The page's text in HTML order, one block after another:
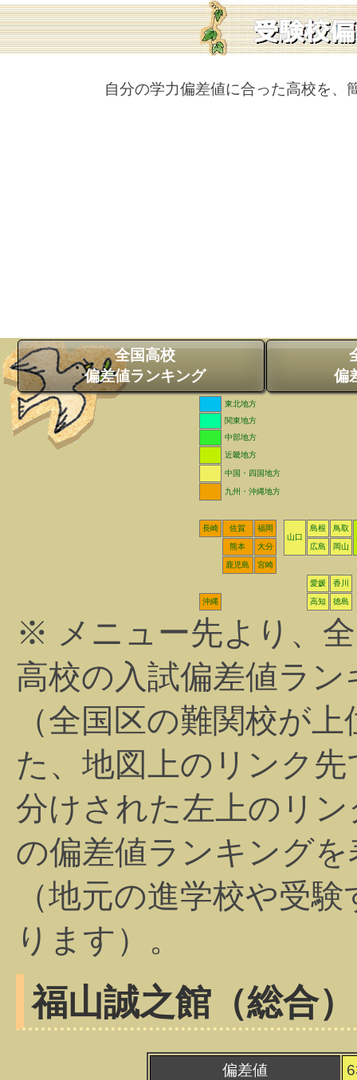
自分の学力偏差値に合った高校を、
全国高校
偏差値ランキング
偏
東北地方
関東地方
中部地方
近畿地方
中国・四国地方
九州・沖縄地方
長崎 佐賀
福岡
山口
島根
鳥取
熊本
大分 広島 岡山
鹿児島 宮崎
愛媛 香川
沖縄 高知 徳島
※ メニュー先より、
高校の入試偏差値ラ
（全国区の難関校が
た、地図上のリンク
分けされた左上のリ
の偏差値ランキング
（地元の進学校や受
ります）。
福山誠之館（総合）
偏差値